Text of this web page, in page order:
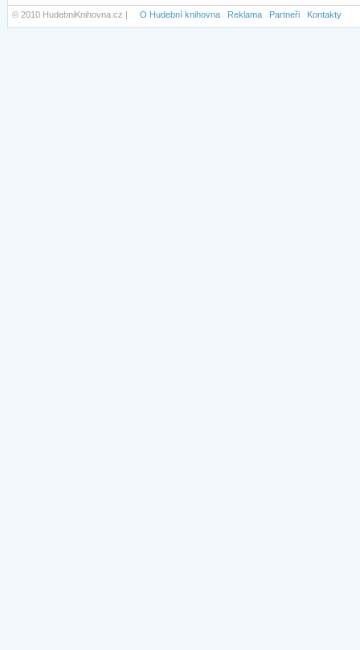
© 2010 HudebniKnihovna.cz | O Hudební knihovna Reklama Partneři Kontakty